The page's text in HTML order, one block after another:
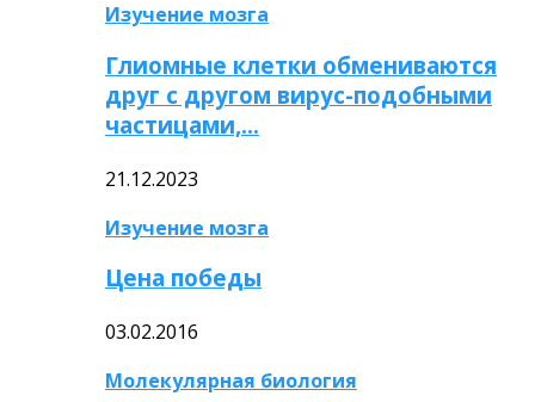
Изучение мозга
Глиомные клетки обмениваются
друг с другом вирус-подобными
частицами,…
21.12.2023
Изучение мозга
Цена победы
03.02.2016
Молекулярная биология